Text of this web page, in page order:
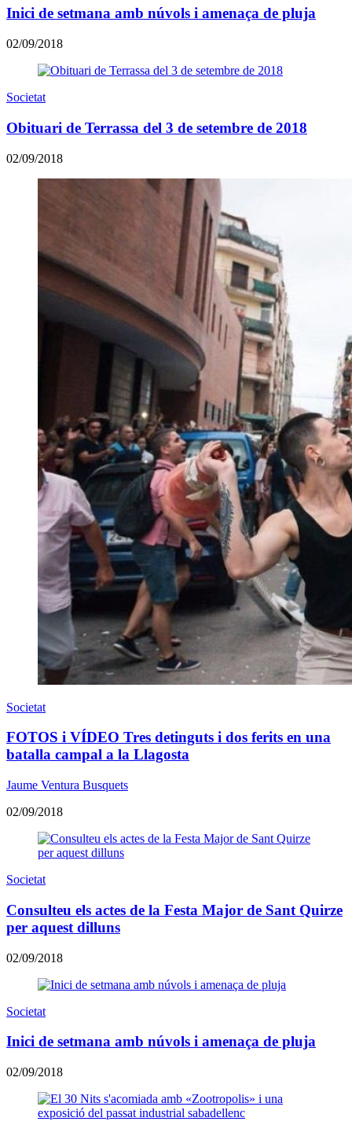
Inici de setmana amb núvols i amenaça de pluja
02/09/2018
Societat
Obituari de Terrassa del 3 de setembre de 2018
02/09/2018
Societat
FOTOS i VÍDEO Tres detinguts i dos ferits en una
batalla campal a la Llagosta
Jaume Ventura Busquets
02/09/2018
Societat
Consulteu els actes de la Festa Major de Sant Quirze
per aquest dilluns
02/09/2018
Societat
Inici de setmana amb núvols i amenaça de pluja
02/09/2018